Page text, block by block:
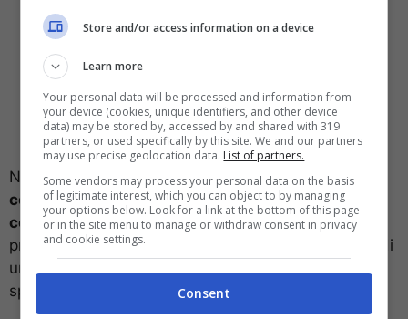
Nello specifico, l’idea è stata quella di integrare il
cosiddetto diritto alla riparazione per i
consumatori.Che così saranno incentivati a
procedere con l’assistenza piuttosto che l’acquisto di
un nuovo device. Andando a ridurre i possibili
sprechi.
Store and/or access information on a device
Learn more
Your personal data will be processed and information from
your device (cookies, unique identifiers, and other device
data) may be stored by, accessed by and shared with 319
partners, or used specifically by this site. We and our partners
may use precise geolocation data. List of partners.
Some vendors may process your personal data on the basis
of legitimate interest, which you can object to by managing
your options below. Look for a link at the bottom of this page
or in the site menu to manage or withdraw consent in privacy
and cookie settings.
Consent